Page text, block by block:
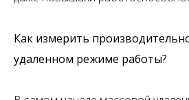
Как измерить
удаленном режиме работы?